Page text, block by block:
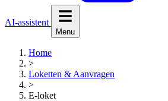
AI-assistent
Menu
Home
>
Loketten & Aanvragen
>
E-loket